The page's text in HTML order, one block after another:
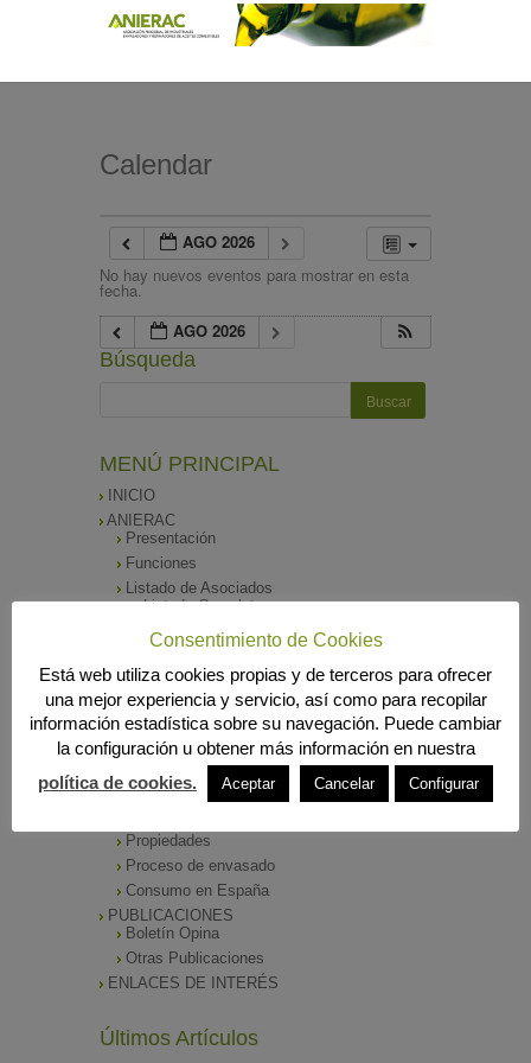
Calendar
AGO 2026
No hay nuevos eventos para mostrar en esta
fecha.
AGO 2026
Búsqueda
MENÚ PRINCIPAL
INICIO
ANIERAC
Presentación
Funciones
Listado de Asociados
Listado Completo
Como asociarse
SALA DE PRENSA
Notas de Prensa
Archivos Corporativos
GALERÍA DE IMÁGENES
CONTACTO
ENVASADO DE ACEITE
Propiedades
Proceso de envasado
Consumo en España
PUBLICACIONES
Boletín Opina
Otras Publicaciones
ENLACES DE INTERÉS
Últimos Artículos
Consentimiento de Cookies
Está web utiliza cookies propias y de terceros para ofrecer
una mejor experiencia y servicio, así como para recopilar
información estadística sobre su navegación. Puede cambiar
la configuración u obtener más información en nuestra
política de cookies.
Aceptar Cancelar Configurar